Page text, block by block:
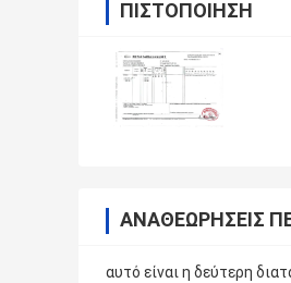
ΠΙΣΤΟΠΟΊΗΣΗ
ΑΝΑΘΕΩΡΉΣΕΙΣ
αυτό είναι η δεύτερη